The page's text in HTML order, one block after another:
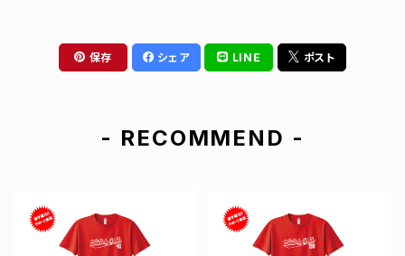
保存 シェア LINE ポスト
- RECOMMEND -